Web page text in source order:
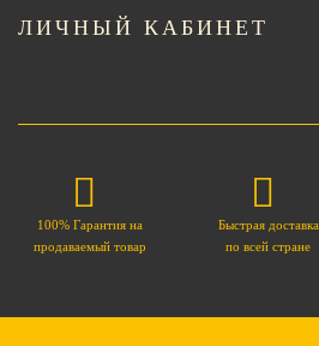
ЛИЧНЫЙ КАБИНЕТ
100% Гарантия на
продаваемый товар
Быстрая доставка
по всей стране